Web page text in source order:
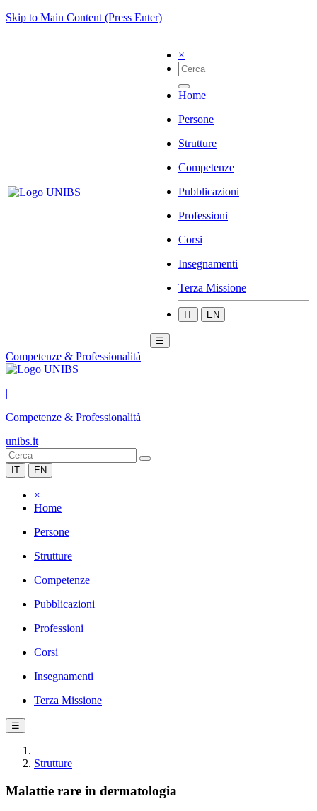
Skip to Main Content (Press Enter)
×
Home
Persone
Strutture
Competenze
Pubblicazioni
Professioni
Corsi
Insegnamenti
Terza Missione
IT EN
☰
Competenze & Professionalità
|
Competenze & Professionalità
unibs.it
IT EN
×
Home
Persone
Strutture
Competenze
Pubblicazioni
Professioni
Corsi
Insegnamenti
Terza Missione
☰
Strutture
Malattie rare in dermatologia